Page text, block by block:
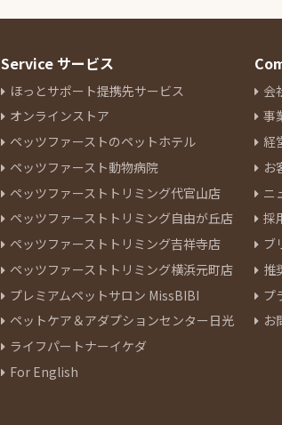
Service サービス
ほっとサポート提携先サービス
オンラインストア
ペッツファーストのペットホテル
ペッツファースト動物病院
ペッツファーストトリミング代官山店
ペッツファーストトリミング自由が丘店
ペッツファーストトリミング吉祥寺店
ペッツファーストトリミング横浜元町店
プレミアムペットサロン MissBIBI
ペットケア＆アダプションセンター日光
ライフパートナーイケダ
For English
会
事
経
お
ニ
採
ブ
推
プ
お